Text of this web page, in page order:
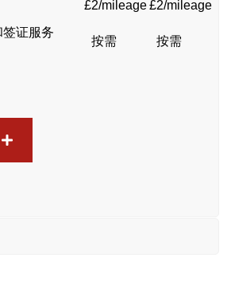
£2/mileage£2/mileage
证服务
按需 按需